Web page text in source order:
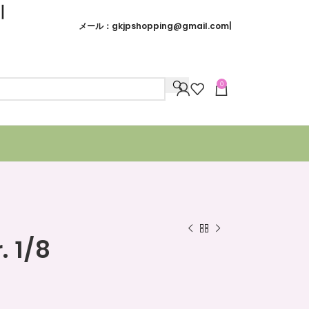
メール： gkjpshopping@gmail.com
0
1/8